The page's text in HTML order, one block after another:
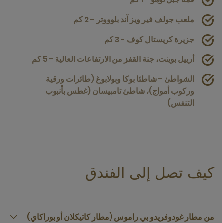
ملعب جولف فير ويز آند بلوووتر - 2 كم
جزيرة كريستال كوف - 3 كم
أرييل بوينت، جنة القفز من الارتفاعات العالية - 5 كم
الشواطئ - شاطئا بوكا وبولابوغ (طائرات ورقية
وركوب أمواج)، شاطئ تامبيسان (غطس بأنبوب
التنفس)
كيف تصل إلى الفندق
من مطار غودوفريدو بي راموس (مطار كاتيكلان أو بوراكاي)